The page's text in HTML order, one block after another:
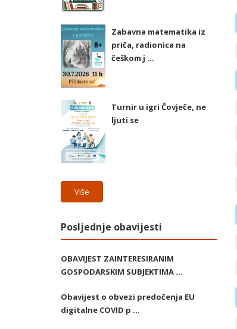
Zabavna matematika iz
priča, radionica na
češkom j ...
Turnir u igri Čovječe, ne
ljuti se
Više
Posljednje obavijesti
OBAVIJEST ZAINTERESIRANIM
GOSPODARSKIM SUBJEKTIMA ...
Obavijest o obvezi predočenja EU
digitalne COVID p ...